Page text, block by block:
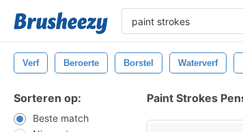
Verf Beroerte Borstel Waterverf
Sorteren op:
Beste match
Paint Strokes